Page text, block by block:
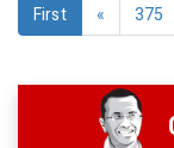
First « 375